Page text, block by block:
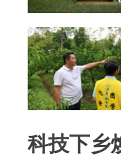
科技下乡